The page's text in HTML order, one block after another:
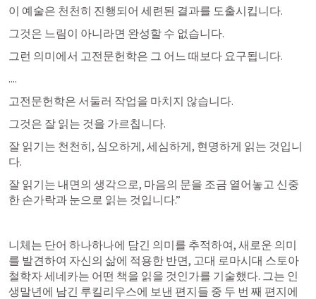
이 예술은 천천히 진행되어 세련된 결과를 도출시킵니다.
그것은 느림이 아니라면 완성할 수 없습니다.
그런 의미에서 고전문헌학은 그 어느 때보다 요구됩니다.
....
고전문헌학은 서둘러 작업을 마치지 않습니다.
그것은 잘 읽는 것을 가르칩니다.
잘 읽기는 천천히, 심오하게, 세심하게, 현명하게 읽는 것입니
다.
잘 읽기는 내면의 생각으로, 마음의 문을 조금 열어놓고 신중
한 손가락과 눈으로 읽는 것입니다.”
니체는 단어 하나하나에 담긴 의미를 추적하여, 새로운 의미
를 발견하여 자신의 삶에 적용한 반면, 고대 로마시대 스토아
철학자 세네카는 어떤 책을 읽을 것인가를 기술했다. 그는 인
생말년에 남긴 루킬리우스에 보낸 편지들 중 두 번 째 편지에